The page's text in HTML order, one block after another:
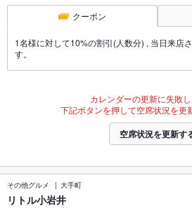
クーポン
1名様に対して10%の割引(人数分) , 当日来店
す。
カレンダーの更新に失敗し
下記ボタンを押して空席状況を更
空席状況を更新す
その他グルメ 大手町
リトル小岩井